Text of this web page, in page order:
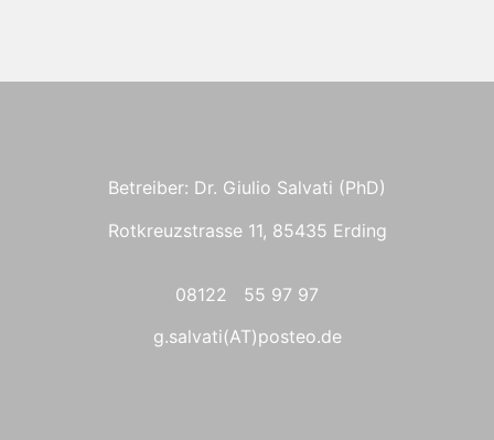
Betreiber: Dr. Giulio Salvati (PhD)
Rotkreuzstrasse 11, 85435 Erding
08122 55 97 97
g.salvati(AT)posteo.de